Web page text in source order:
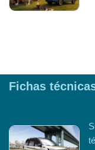
Fichas